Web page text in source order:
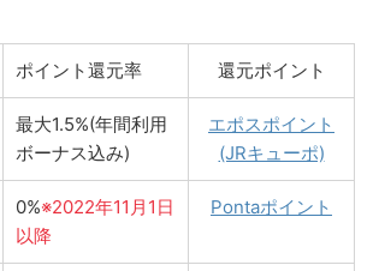
ポイント還元率 還元ポイント
最大1.5%(年間利用
ボーナス込み)
エポスポイント
(JRキューポ)
0%※2022年11月1日
以降
Pontaポイント